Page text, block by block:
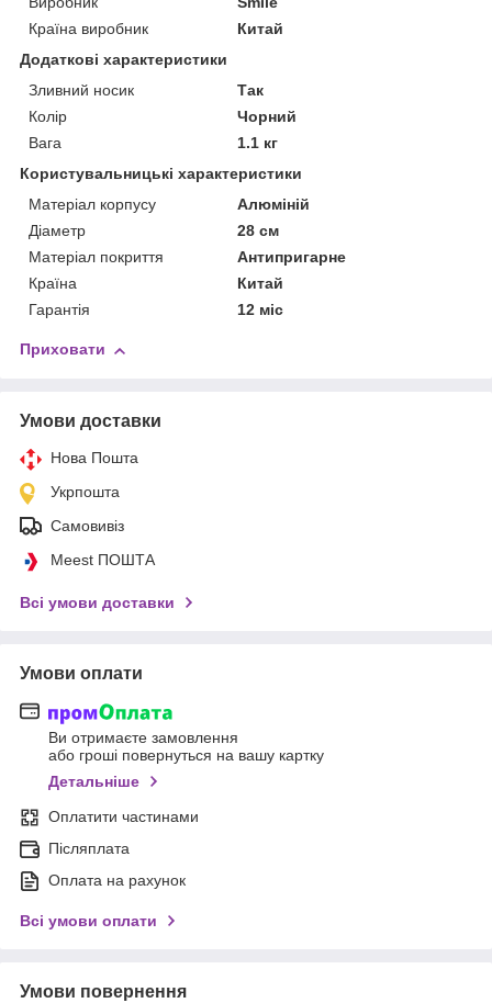
Країна виробник
Китай
Додаткові характеристики
Зливний носик
Так
Колір
Чорний
Вага
1.1 кг
Користувальницькі характеристики
Матеріал корпусу
Алюміній
Діаметр
28 см
Матеріал покриття
Антипригарне
Країна
Китай
Гарантія
12 міс
Приховати
Умови доставки
Нова Пошта
Укрпошта
Самовивіз
Meest ПОШТА
Всі умови доставки
Умови оплати
Ви отримаєте замовлення
або гроші повернуться на вашу картку
Детальніше
Оплатити частинами
Післяплата
Оплата на рахунок
Всі умови оплати
Умови повернення